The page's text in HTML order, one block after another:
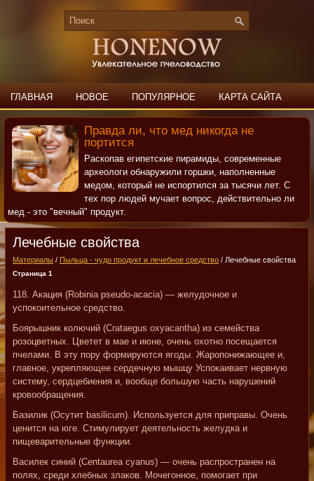
ГЛАВНАЯ НОВОЕ ПОПУЛЯРНОЕ КАРТА САЙТА
ПОИСК КОНТАКТЫ
Правда ли, что мед никогда не
портится
Раскопав египетские пирамиды, современные
археологи обнаружили горшки, наполненные
медом, который не испортился за тысячи лет. С
тех пор людей мучает вопрос, действительно ли
мед - это "вечный" продукт.
Лечебные свойства
Материалы / Пыльца - чудо продукт и лечебное средство / Лечебные свойства
Страница 1
118. Акация (Robinia pseudo-acacia) — желудочное и
успокоительное средство.
Боярышник колючий (Crataegus oxyacantha) из семейства
розоцветных. Цветет в мае и июне, очень охотно посещается
пчелами. В эту пору формируются ягоды. Жаропонижающее и,
главное, укрепляющее сердечную мышцу Успокаивает нервную
систему, сердцебиения и, вообще большую часть нарушений
кровообращения.
Базилик (Осутит basilicum). Используется для приправы. Очень
ценится на юге. Стимулирует деятельность желудка и
пищеварительные функции.
Василек синий (Centaurea cyanus) — очень распространен на
полях, среди хлебных злаков. Мочегонное, помогает при